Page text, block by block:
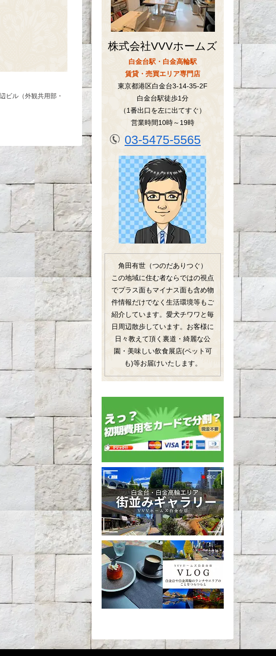
ビル（外観共用部・
株式会社VVVホームズ
白金台駅・白金高輪駅
賃貸・売買エリア専門店
東京都港区白金台3-14-35-2F
白金台駅徒歩1分
（1番出口を左に出てすぐ）
営業時間10時～19時
03-5475-5565
角田有世（つのだありつぐ）
この地域に住む者ならではの視点
でプラス面もマイナス面も含め物
件情報だけでなく生活環境等もご
紹介しています。愛犬チワワと毎
日周辺散歩しています。お客様に
日々教えて頂く裏道・綺麗な公
園・美味しい飲食展店(ペット可
も)等お届けいたします。